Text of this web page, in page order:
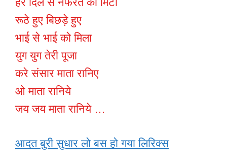
रूठे हुए बिछड़े हुए
भाई से भाई को मिला
युग युग तेरी पूजा
करे संसार माता रानिए
ओ माता रानिये
जय जय माता रानिये …
आदत बुरी सुधार लो बस हो गया लिरिक्स